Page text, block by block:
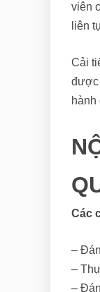
viên
liên
Cải
được
hành
Các
–
–
–